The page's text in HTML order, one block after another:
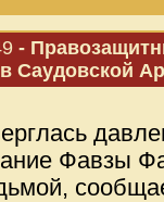
-
Саудовской
Фавзы